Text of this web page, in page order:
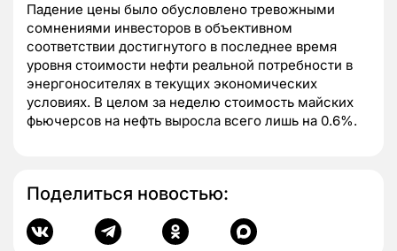
Падение цены было обусловлено тревожными
сомнениями инвесторов в объективном
соответствии достигнутого в последнее время
уровня стоимости нефти реальной потребности в
энергоносителях в текущих экономических
условиях. В целом за неделю стоимость майских
фьючерсов на нефть выросла всего лишь на 0.6%.
Поделиться новостью: